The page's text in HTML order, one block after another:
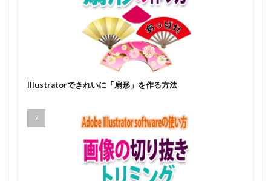
Illustratorできれいに「扇形」を作る方法